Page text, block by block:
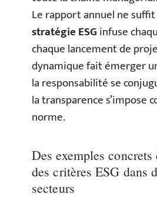
Le rapport annuel ne suffit
stratégie ESGinfuse
chaque lancement de
dynamique fait émerger
la responsabilité se
la transparence s’impose
norme.
Des exemples
des critères ESG dans
secteurs